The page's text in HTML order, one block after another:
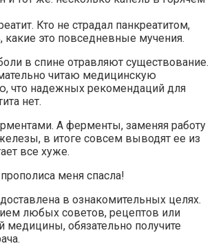
Кто не страдал панкреатитом,
какие это повседневные мучения.
в спине отравляют существование.
читаю медицинскую
что надежных рекомендаций для
нет.
А ферменты, заменяя работу
в итоге совсем выводят ее из
все хуже.
меня спасла!
в ознакомительных целях.
любых советов, рецептов или
медицины, обязательно получите